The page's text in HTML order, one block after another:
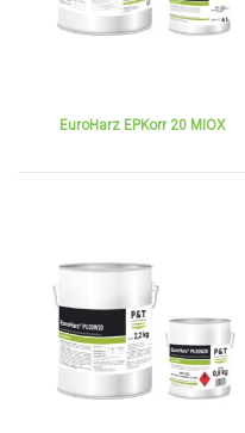
EuroHarz EPKorr 20 MIOX